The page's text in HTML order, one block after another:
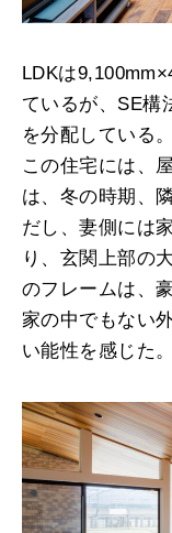
LDKは
ているが、SE構
を分配している。
この住宅には、
は、冬の時期、
だし、妻側には
り、玄関上部の
のフレームは、
家の中でもない
い能性を感じた。